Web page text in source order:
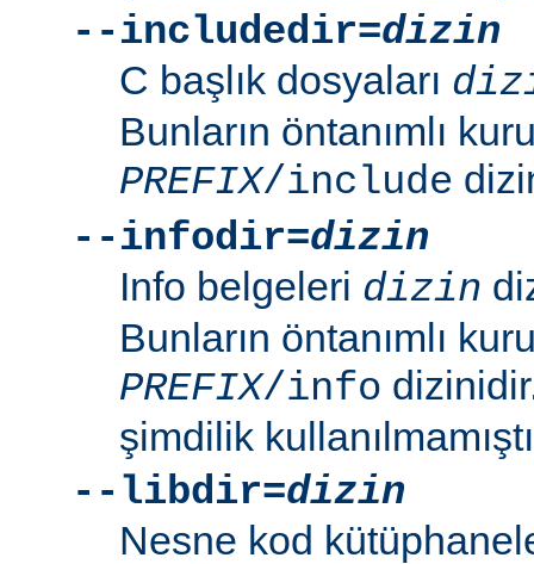
--includedir=dizin
C başlık dosyaları
Bunların öntanımlı
PREFIX/include
--infodir=dizin
Info belgeleri dizin
Bunların öntanımlı
PREFIX/info
şimdilik
--libdir=dizin
Nesne kod